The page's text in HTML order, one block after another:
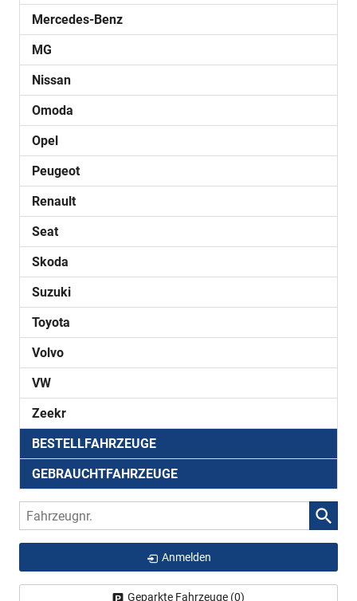
Mercedes-Benz
MG
Nissan
Omoda
Opel
Peugeot
Renault
Seat
Skoda
Suzuki
Toyota
Volvo
VW
Zeekr
BESTELLFAHRZEUGE
GEBRAUCHTFAHRZEUGE
Fahrzeugnr.
Anmelden
Geparkte Fahrzeuge (0)